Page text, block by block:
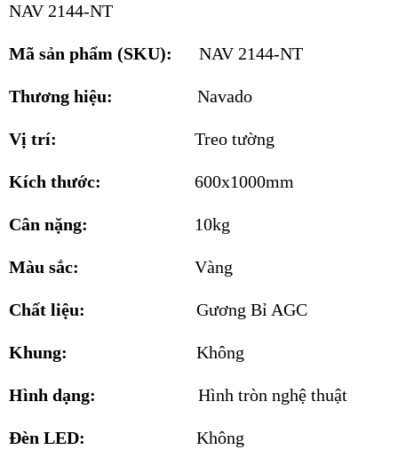
NAV 2144-NT
Mã sản phẩm (SKU): NAV 2144-NT
Thương hiệu: Navado
Vị trí: Treo tường
Kích thước: 600x1000mm
Cân nặng: 10kg
Màu sắc: Vàng
Chất liệu: Gương Bỉ AGC
Khung: Không
Hình dạng: Hình tròn nghệ thuật
Đèn LED: Không